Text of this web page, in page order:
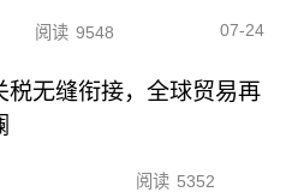
阅读 9548 07-24
税无缝衔接，全球贸易再
阅读 5352